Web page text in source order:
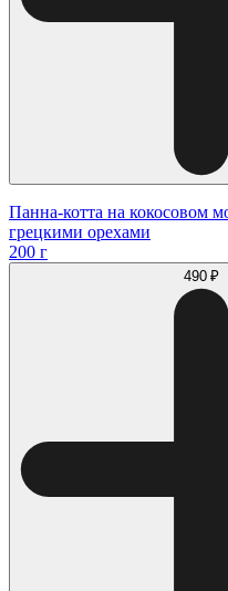
Панна-котта на кокосовом
грецкими орехами
200 г
490 ₽